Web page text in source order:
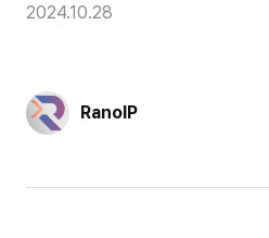
2024.10.28
RanolP